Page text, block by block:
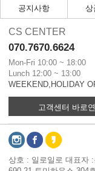
공지사항 상
CS CENTER
070.7670.6624
Mon-Fri 10:00 ~ 18:00
Lunch 12:00 ~ 13:00
WEEKEND,HOLIDAY
고객센터 바로
상호 : 일로일로 대표자